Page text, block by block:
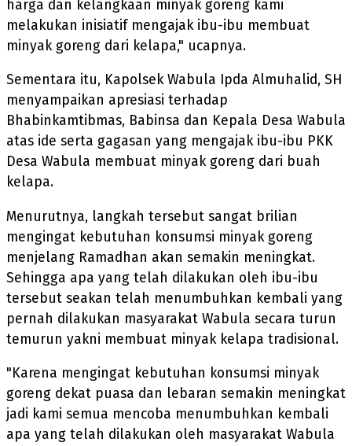
harga dan kelangkaan minyak goreng kami
melakukan inisiatif mengajak ibu-ibu membuat
minyak goreng dari kelapa," ucapnya.
Sementara itu, Kapolsek Wabula Ipda Almuhalid, SH
menyampaikan apresiasi terhadap
Bhabinkamtibmas, Babinsa dan Kepala Desa Wabula
atas ide serta gagasan yang mengajak ibu-ibu PKK
Desa Wabula membuat minyak goreng dari buah
kelapa.
Menurutnya, langkah tersebut sangat brilian
mengingat kebutuhan konsumsi minyak goreng
menjelang Ramadhan akan semakin meningkat.
Sehingga apa yang telah dilakukan oleh ibu-ibu
tersebut seakan telah menumbuhkan kembali yang
pernah dilakukan masyarakat Wabula secara turun
temurun yakni membuat minyak kelapa tradisional.
"Karena mengingat kebutuhan konsumsi minyak
goreng dekat puasa dan lebaran semakin meningkat
jadi kami semua mencoba menumbuhkan kembali
apa yang telah dilakukan oleh masyarakat Wabula